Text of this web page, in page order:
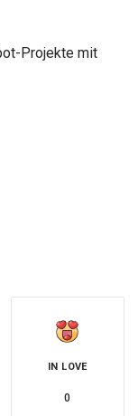
Projekte mit
IN LOVE
0